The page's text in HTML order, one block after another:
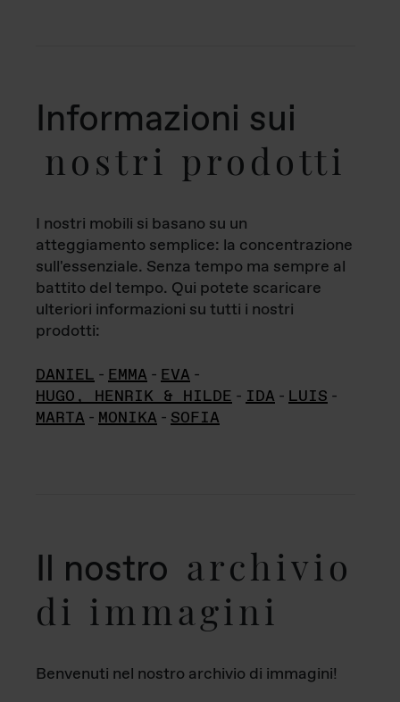
Informazioni sui
nostri prodotti
I nostri mobili si basano su un
atteggiamento semplice: la concentrazione
sull'essenziale. Senza tempo ma sempre al
battito del tempo. Qui potete scaricare
ulteriori informazioni su tutti i nostri
prodotti:
DANIEL - EMMA - EVA -
HUGO, HENRIK & HILDE - IDA - LUIS -
MARTA - MONIKA - SOFIA
Il nostro archivio
di immagini
Benvenuti nel nostro archivio di immagini!